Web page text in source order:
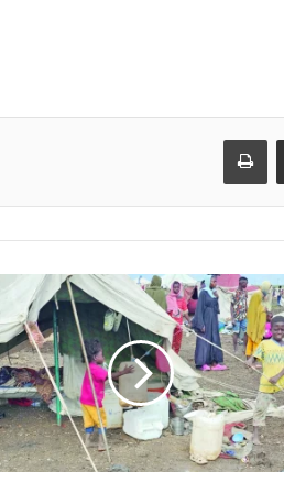
مشاركة عبر البريد طباعة